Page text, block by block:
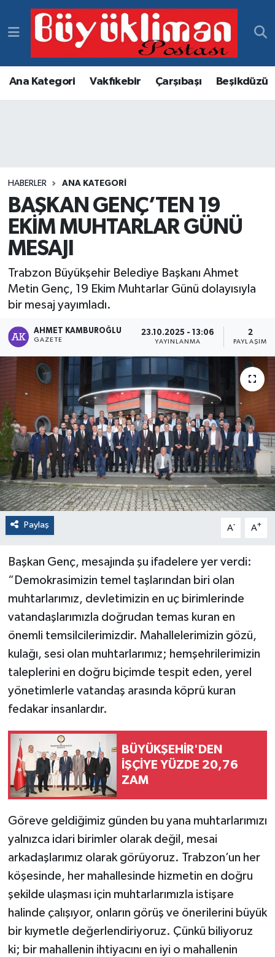
Ana Kategori Vakfıkebir Çarşıbaşı Beşikdüzü
HABERLER ANA KATEGORI
BAŞKAN GENÇ’TEN 19
EKİM MUHTARLAR GÜNÜ
MESAJI
Trabzon Büyükşehir Belediye Başkanı Ahmet
Metin Genç, 19 Ekim Muhtarlar Günü dolayısıyla
bir mesaj yayımladı.
AHMET KAMBUROĞLU
GAZETE
23.10.2025 - 13:06
YAYINLANMA
2
PAYLAŞIM
Paylaş A- A+
Başkan Genç, mesajında şu ifadelere yer verdi:
“Demokrasimizin temel taşlarından biri olan
muhtarlarımız, devletimizin en uç birimlerinde
vatandaşlarımızla doğrudan temas kuran en
önemli temsilcilerimizdir. Mahallelerimizin gözü,
kulağı, sesi olan muhtarlarımız; hemşehrilerimizin
taleplerini en doğru biçimde tespit eden, yerel
yönetimlerle vatandaş arasında köprü kuran
fedakar insanlardır.
BÜYÜKŞEHİR'DEN
İŞÇİYE YÜZDE 20,76
ZAM
Göreve geldiğimiz günden bu yana muhtarlarımızı
yalnızca idari birimler olarak değil, mesai
arkadaşlarımız olarak görüyoruz. Trabzon’un her
köşesinde, her mahallesinde hizmetin en doğru
şekilde ulaşması için muhtarlarımızla istişare
halinde çalışıyor, onların görüş ve önerilerini büyük
bir kıymetle değerlendiriyoruz. Çünkü biliyoruz
ki; bir mahallenin ihtiyacını en iyi o mahallenin
Vakfıkebir Hava Durumu
Vakfıkebir Trafik Yoğunluk Haritası
Haber Arşivi